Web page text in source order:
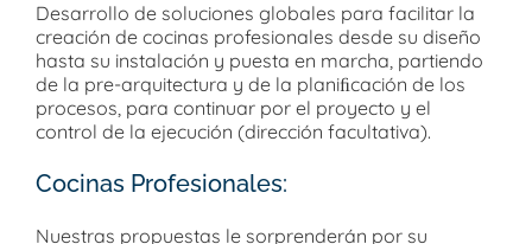
Desarrollo de soluciones globales para facilitar la
creación de cocinas profesionales desde su diseño
hasta su instalación y puesta en marcha, partiendo
de la pre-arquitectura y de la planiﬁcación de los
procesos, para continuar por el proyecto y el
control de la ejecución (dirección facultativa).
Cocinas Profesionales:
Nuestras propuestas le sorprenderán por su